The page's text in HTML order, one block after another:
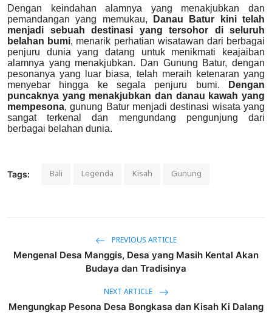
Dengan keindahan alamnya yang menakjubkan dan
pemandangan yang memukau,
Danau Batur kini telah
menjadi sebuah destinasi yang tersohor di seluruh
belahan bumi, menarik perhatian wisatawan dari berbagai
penjuru dunia yang datang untuk menikmati keajaiban
alamnya yang menakjubkan. Dan Gunung Batur, dengan
pesonanya yang luar biasa, telah meraih ketenaran yang
menyebar hingga ke segala penjuru bumi.
Dengan
puncaknya yang menakjubkan dan danau kawah yang
mempesona, gunung Batur menjadi destinasi wisata yang
sangat terkenal dan mengundang pengunjung dari
berbagai belahan dunia.
Tags: Bali Legenda Kisah Gunung
PREVIOUS ARTICLE
Mengenal Desa Manggis, Desa yang Masih Kental Akan
Budaya dan Tradisinya
NEXT ARTICLE
Mengungkap Pesona Desa Bongkasa dan Kisah Ki Dalang